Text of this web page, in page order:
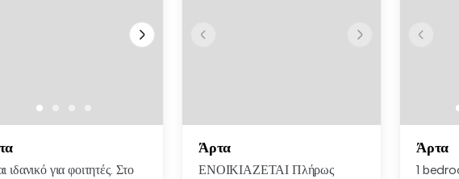
ιδανικό για φοιτητές. Στο
Άρτα
ΕΝΟΙΚΙΑΖΕΤΑΙ Πλήρως
Άρτα
1